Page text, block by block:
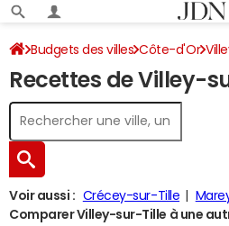
Budgets des villes Côte-d'Or
Recettes 2024
Recettes de Villey-
Voir aussi : Crécey-sur-Tille
Comparer Villey-sur-Tille à une